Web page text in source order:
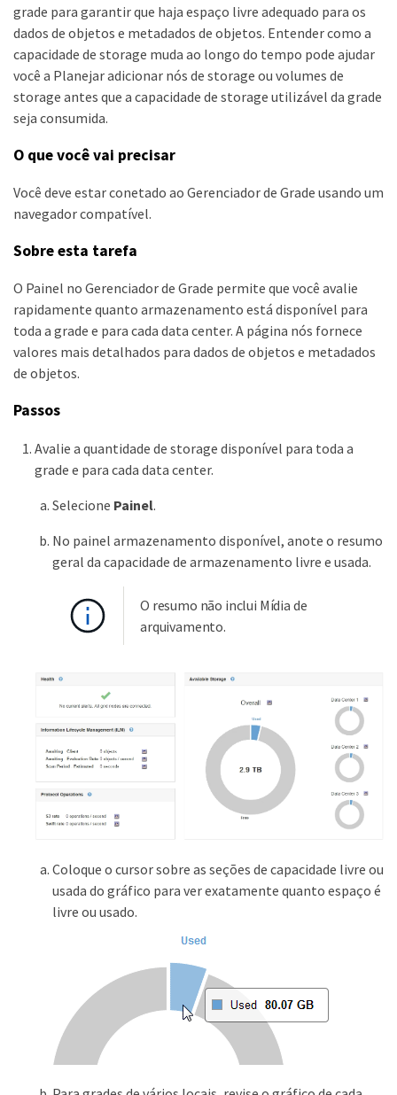
grade para garantir que haja espaço livre adequado para os
dados de objetos e metadados de objetos. Entender como a
capacidade de storage muda ao longo do tempo pode ajudar
você a Planejar adicionar nós de storage ou volumes de
storage antes que a capacidade de storage utilizável da grade
seja consumida.
O que você vai precisar
Você deve estar conetado ao Gerenciador de Grade usando um
navegador compatível.
Sobre esta tarefa
O Painel no Gerenciador de Grade permite que você avalie
rapidamente quanto armazenamento está disponível para
toda a grade e para cada data center. A página nós fornece
valores mais detalhados para dados de objetos e metadados
de objetos.
Passos
Avalie a quantidade de storage disponível para toda a
grade e para cada data center.
Selecione Painel.
No painel armazenamento disponível, anote o resumo
geral da capacidade de armazenamento livre e usada.
O resumo não inclui Mídia de
arquivamento.
Coloque o cursor sobre as seções de capacidade livre ou
usada do gráfico para ver exatamente quanto espaço é
livre ou usado.